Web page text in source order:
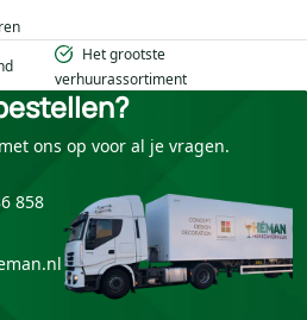
Het grootste
verhuurassortiment
ons op voor al je vragen.
858